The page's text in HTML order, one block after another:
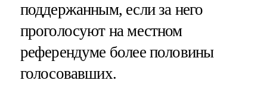
поддержанным, если за него
проголосуют на местном
референдуме более половины
голосовавших.